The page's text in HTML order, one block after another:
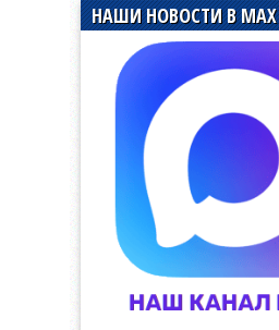
НАШИ НОВОСТИ В MAX